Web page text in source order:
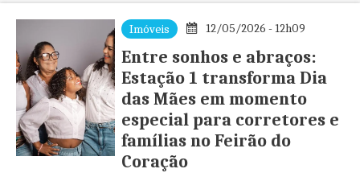
Imóveis 12/05/2026 - 12h09
Entre sonhos e abraços:
Estação 1 transforma Dia
das Mães em momento
especial para corretores e
famílias no Feirão do
Coração